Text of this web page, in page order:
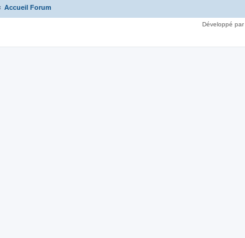
Accueil Forum
Développé par